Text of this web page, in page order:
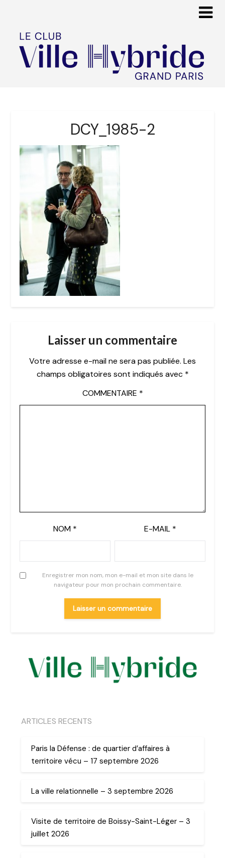
DCY_1985-2
Laisser un commentaire
Votre adresse e-mail ne sera pas publiée. Les
champs obligatoires sont indiqués avec *
COMMENTAIRE *
NOM * E-MAIL *
Enregistrer mon nom, mon e-mail et mon site dans le
navigateur pour mon prochain commentaire.
ARTICLES RECENTS
Paris la Défense : de quartier d’affaires à
territoire vécu – 17 septembre 2026
La ville relationnelle – 3 septembre 2026
Visite de territoire de Boissy-Saint-Léger – 3
juillet 2026